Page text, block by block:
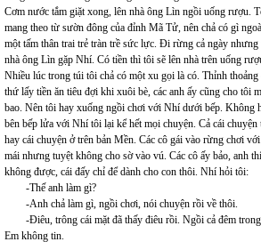
Cơm nước tắm giặt xong, lên nhà ông Lìn ngồi uống rượu.
mang theo từ sườn đông của đỉnh Mã Tử, nên chả có gì
một tấm thân trai trẻ tràn trề sức lực. Đi rừng cả ngày
nhà ông Lìn gặp Nhí. Có tiền thì tôi sẽ lên nhà trên uống
Nhiều lúc trong túi tôi chả có một xu gọi là có. Thỉnh
thứ lấy tiền ăn tiêu đợi khi xuôi bè, các anh ấy cũng cho tôi
bao. Nên tôi hay xuống ngồi chơi với Nhí dưới bếp. Không
bên bếp lửa với Nhí tôi lại kể hết mọi chuyện. Cả cái
hay cái chuyện ở trên bản Mền. Các cô gái vào rừng chơi
mái nhưng tuyệt không cho sờ vào vú. Các cô ấy bảo, anh
không được, cái đấy chỉ để dành cho con thôi. Nhí hỏi tôi:
-Thế anh làm gì?
-Anh chả làm gì, ngồi chơi, nói chuyện rồi về thôi.
-Điêu, trông cái mặt đã thấy điêu rồi. Ngồi cả đêm trong
Em không tin.